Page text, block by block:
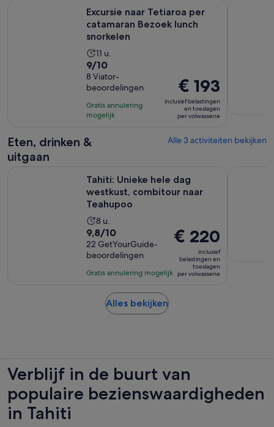
Excursie naar Tetiaroa per
catamaran Bezoek lunch
snorkelen
De
activiteit
duurt
11
uur
11 u.
9.0
van
10
met
8
9/10
8 Viator-
beoordelingen
Gratis annulering
mogelijk
De
prijs
is
€ 193
volwassene
€ 193
inclusief belastingen
en toeslagen
per volwassene
Eten, drinken &
uitgaan
Alle 3 activiteiten bekijken
Tahiti: Unieke hele dag
westkust, combitour naar
Teahupoo
De
activiteit
duurt
8
uur
8 u.
9.8
van
10
met
beoordelingen
9,8/10
22 GetYourGuide-
beoordelingen
Gratis annulering mogelijk
De
prijs
is
€ 220
€ 220
inclusief
belastingen en
toeslagen
per volwassene
Alles bekijkenOpent
Verblijf in de buurt van
populaire bezienswaardigheden
in Tahiti